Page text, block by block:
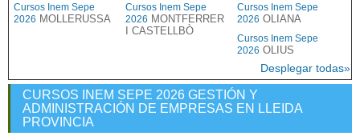
Cursos Inem Sepe
2026 MOLLERUSSA
Cursos Inem Sepe
2026 MONTFERRER
I CASTELLBÒ
Cursos Inem Sepe
2026 OLIANA
Cursos Inem Sepe
2026 OLIUS
Desplegar todas»
CURSOS INEM SEPE 2026 GESTIÓN Y
ADMINISTRACIÓN DE EMPRESAS EN LLEIDA
PROVINCIA